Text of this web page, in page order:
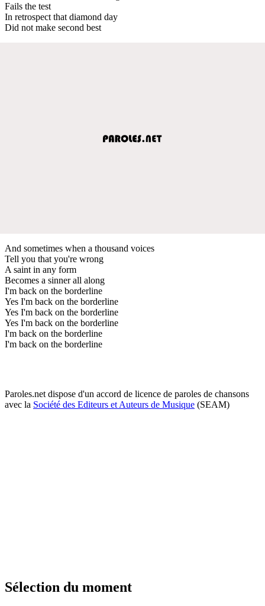
Fails the test
In retrospect that diamond day
Did not make second best
And sometimes when a thousand voices
Tell you that you're wrong
A saint in any form
Becomes a sinner all along
I'm back on the borderline
Yes I'm back on the borderline
Yes I'm back on the borderline
Yes I'm back on the borderline
I'm back on the borderline
I'm back on the borderline
Paroles.net dispose d'un accord de licence de paroles de chansons
avec la Société des Editeurs et Auteurs de Musique (SEAM)
Sélection du moment